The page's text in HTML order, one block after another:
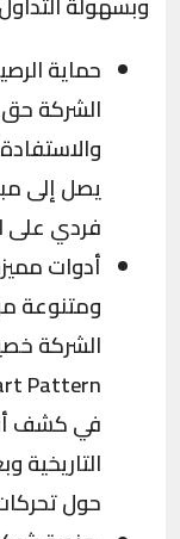
حماية
الشركة حق
يصل إلى
فردي على
أدوات
ومتنوعة
في كشف
التاريخية
حول